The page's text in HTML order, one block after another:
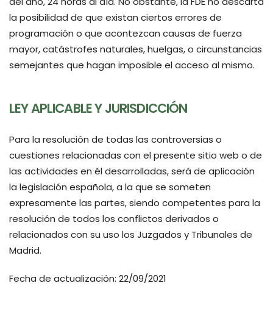
la posibilidad de que existan ciertos errores de
programación o que acontezcan causas de fuerza
mayor, catástrofes naturales, huelgas, o circunstancias
semejantes que hagan imposible el acceso al mismo.
LEY APLICABLE Y JURISDICCIÓN
Para la resolución de todas las controversias o
cuestiones relacionadas con el presente sitio web o de
las actividades en él desarrolladas, será de aplicación
la legislación española, a la que se someten
expresamente las partes, siendo competentes para la
resolución de todos los conflictos derivados o
relacionados con su uso los Juzgados y Tribunales de
Madrid.
Fecha de actualización: 22/09/2021